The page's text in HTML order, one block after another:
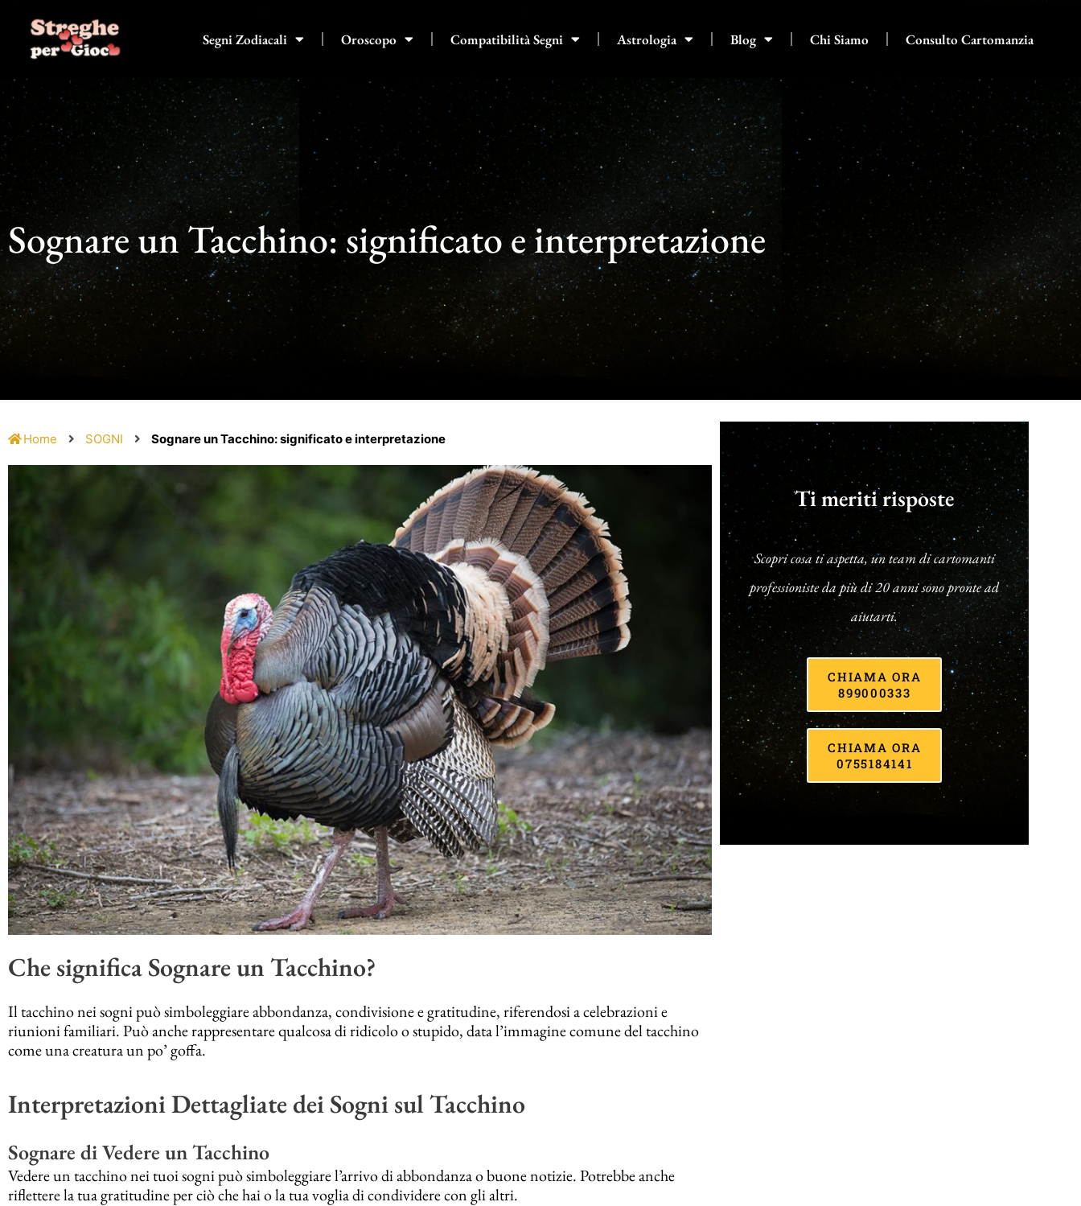
contenuto
Segni Zodiacali Oroscopo Compatibilità Segni Astrologia Blog Chi Siamo Consulto Cartomanzia
Sognare un Tacchino: significato e interpretazione
Home SOGNI Sognare un Tacchino: significato e interpretazione
Che significa Sognare un Tacchino?
Il tacchino nei sogni può simboleggiare abbondanza, condivisione e gratitudine, riferendosi a celebrazioni e
riunioni familiari. Può anche rappresentare qualcosa di ridicolo o stupido, data l’immagine comune del tacchino
come una creatura un po’ goffa.
Interpretazioni Dettagliate dei Sogni sul Tacchino
Sognare di Vedere un Tacchino
Vedere un tacchino nei tuoi sogni può simboleggiare l’arrivo di abbondanza o buone notizie. Potrebbe anche
riflettere la tua gratitudine per ciò che hai o la tua voglia di condividere con gli altri.
Ti meriti risposte
Scopri cosa ti aspetta, un team di cartomanti
professioniste da più di 20 anni sono pronte ad
aiutarti.
CHIAMA ORA
899000333
CHIAMA ORA
0755184141